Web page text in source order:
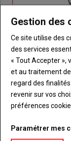
Sous-
Body
compte
Lien
Gestion des
Ce site utilise des
des services
« Tout Accepter »,
et au traitement
regard des
revenir sur vos
préférences
Paramétrer mes